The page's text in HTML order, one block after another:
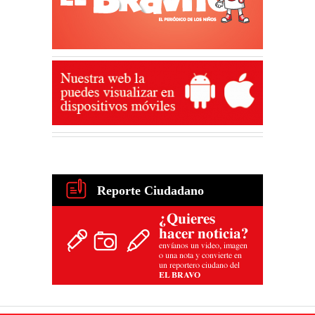
Reporte Ciudadano